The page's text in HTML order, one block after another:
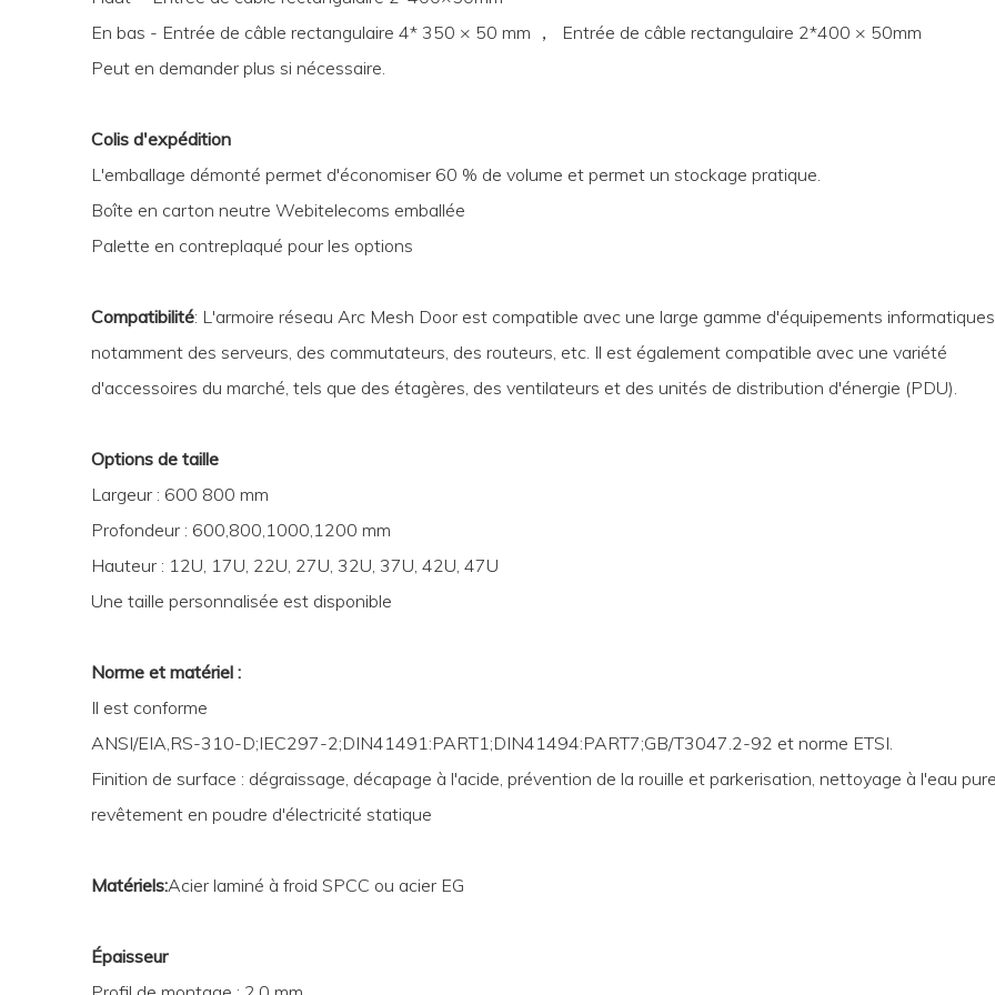
En bas - Entrée de câble rectangulaire 4* 350 × 50 mm ， Entrée de câble rectangulaire 2*400 × 50mm
Peut en demander plus si nécessaire.
Colis d'expédition
L'emballage démonté permet d'économiser 60 % de volume et permet un stockage pratique.
Boîte en carton neutre Webitelecoms emballée
Palette en contreplaqué pour les options
Compatibilité: L'armoire réseau Arc Mesh Door est compatible avec une large gamme d'équipements
notamment des serveurs, des commutateurs, des routeurs, etc. Il est également compatible avec une variété
d'accessoires du marché, tels que des étagères, des ventilateurs et des unités de distribution d'énergie (PDU).
Options de taille
Largeur : 600 800 mm
Profondeur : 600,800,1000,1200 mm
Hauteur : 12U, 17U, 22U, 27U, 32U, 37U, 42U, 47U
Une taille personnalisée est disponible
Norme et matériel :
Il est conforme
ANSI/EIA,RS-310-D;IEC297-2;DIN41491:PART1;DIN41494:PART7;GB/T3047.2-92 et norme ETSI.
Finition de surface : dégraissage, décapage à l'acide, prévention de la rouille et parkerisation, nettoyage à l'eau
revêtement en poudre d'électricité statique
Matériels:Acier laminé à froid SPCC ou acier EG
Épaisseur